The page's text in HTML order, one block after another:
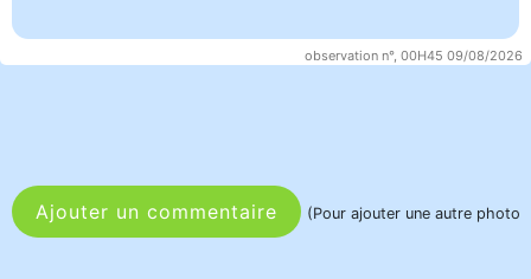
observation n°, 00H45 09/08/2026
Ajouter un commentaire (Pour ajouter une autre photo